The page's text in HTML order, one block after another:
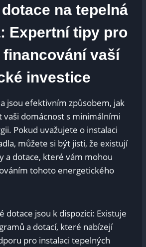
na tepelná
Expertní tipy pro
financování vaší
investice
jsou efektivním způsobem, jak
vaši domácnost s minimálními
Pokud uvažujete o instalaci
můžete si být jisti, že existují
a dotace, které vám mohou
tohoto energetického
dotace jsou k dispozici: Existuje
a dotací, které nabízejí
pro instalaci tepelných